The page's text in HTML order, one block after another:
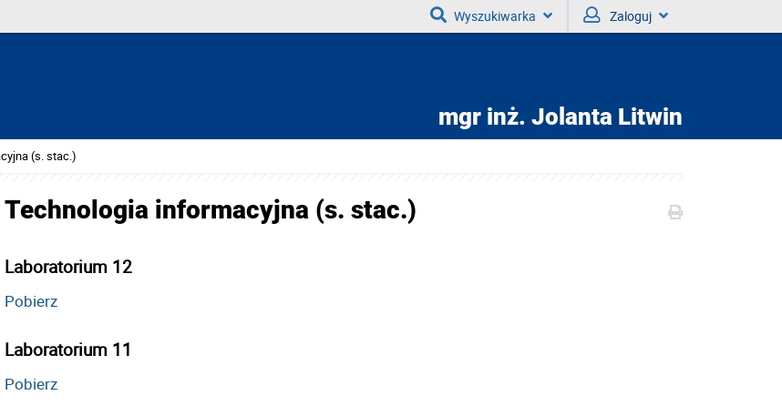
Wyszukiwarka Zaloguj
mgr inż. Jolanta Litwin
(s. stac.)
Technologia informacyjna (s. stac.)
Laboratorium 12
Pobierz
Laboratorium 11
Pobierz